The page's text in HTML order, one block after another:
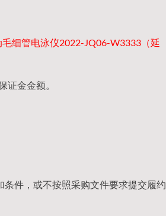
细管电泳仪2022-JQ06-W3333（延
证金金额。
件，或不按照采购文件要求提交履约